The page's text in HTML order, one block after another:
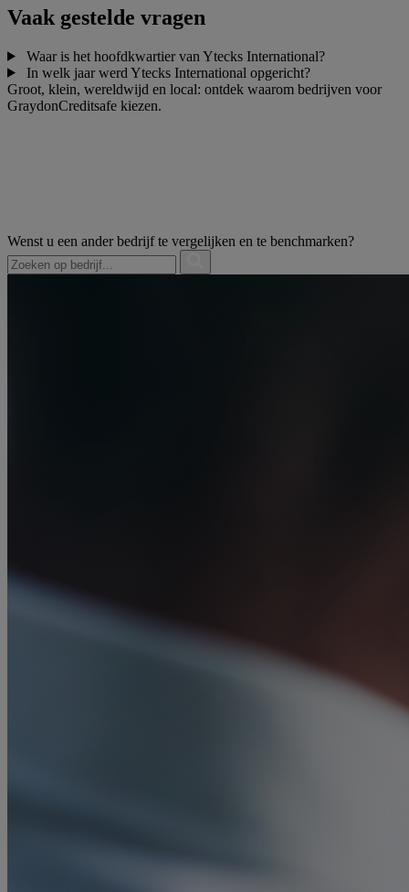
Vaak gestelde vragen
Waar is het hoofdkwartier van Ytecks International?
In welk jaar werd Ytecks International opgericht?
Groot, klein, wereldwijd en local: ontdek waarom bedrijven voor
GraydonCreditsafe kiezen.
Wenst u een ander bedrijf te vergelijken en te benchmarken?